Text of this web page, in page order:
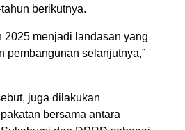
berikutnya.
2025 menjadi landasan yang
pembangunan selanjutnya,”
juga dilakukan
bersama antara